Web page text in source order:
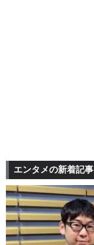
エンタメの新着記事